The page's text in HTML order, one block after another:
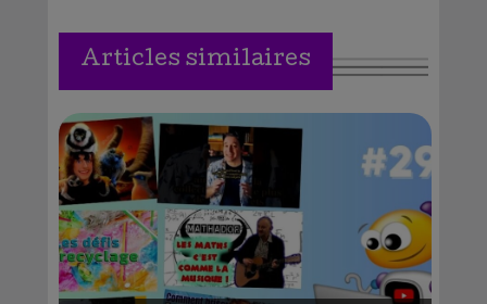
Articles similaires